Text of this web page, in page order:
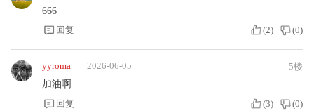
666
回复
(2) (0)
yyroma 2026-06-05
5楼
加油啊
回复
(3) (0)